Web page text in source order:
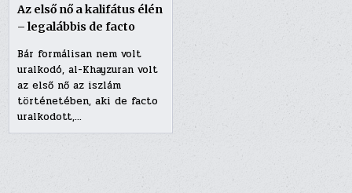
Az első nő a kalifátus élén
– legalábbis de facto
Bár formálisan nem volt
uralkodó, al-Khayzuran volt
az első nő az iszlám
történetében, aki de facto
uralkodott,…